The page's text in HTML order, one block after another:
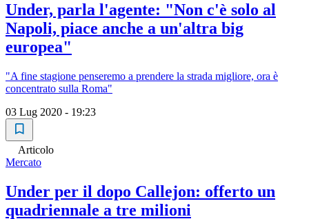
Under, parla l'agente: "Non c'è solo al
Napoli, piace anche a un'altra big
europea"
"A fine stagione penseremo a prendere la strada migliore, ora è
concentrato sulla Roma"
03 Lug 2020 - 19:23
Articolo
Mercato
Under per il dopo Callejon: offerto un
quadriennale a tre milioni